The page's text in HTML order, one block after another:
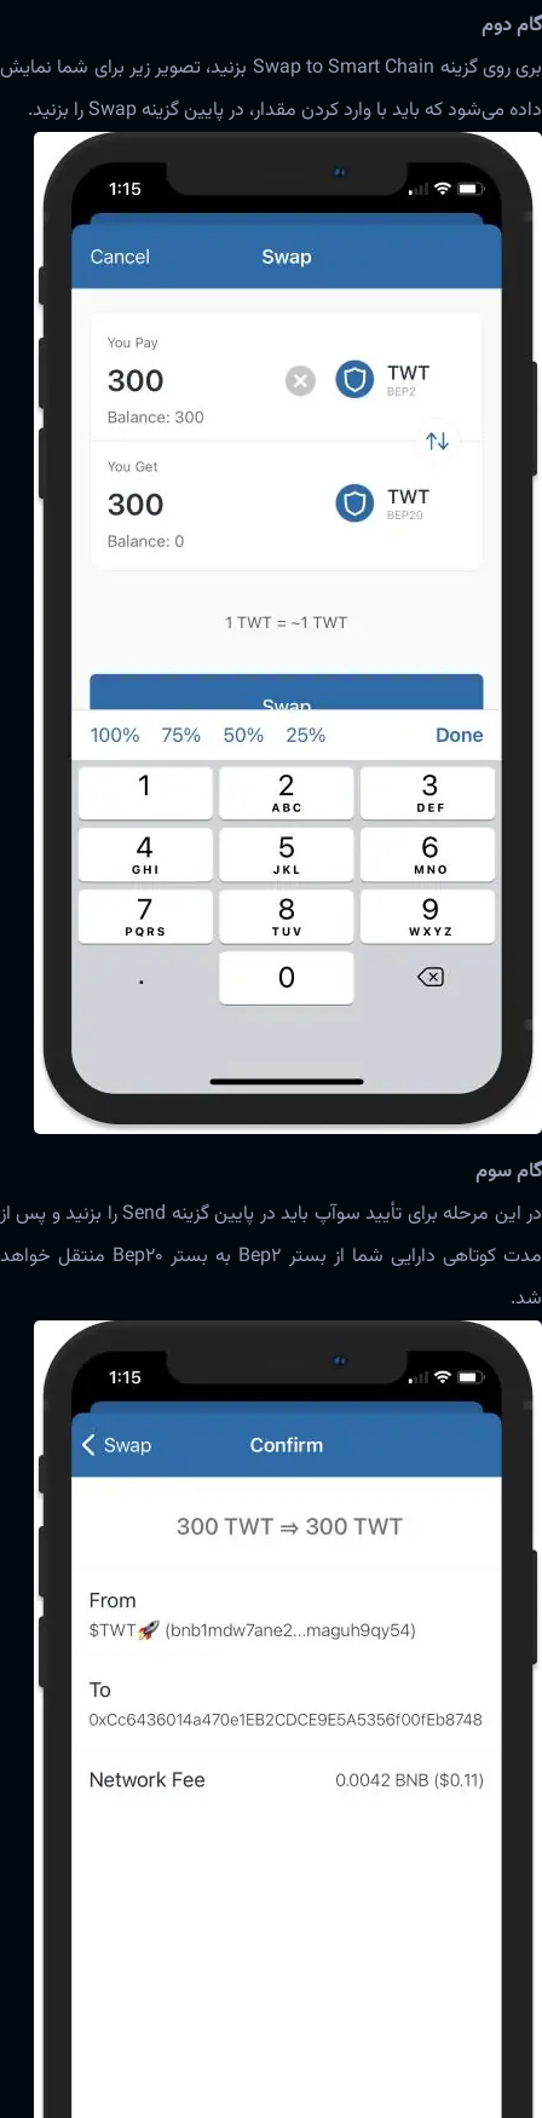
گام دوم
بری روی گزینه‌ Swap to Smart Chain بزنید، تصویر زیر برای شما نمایش
داده می‌شود که باید با وارد کردن مقدار، در پایین گزینه Swap را بزنید.
گام سوم
در این مرحله برای تأیید‌‌‌ سوآپ باید در پایین گزینه‌ Send را بزنید و پس از
مدت کوتاهی دارایی شما از بستر Bep2 به بستر Bep20 منتقل خواهد
شد.